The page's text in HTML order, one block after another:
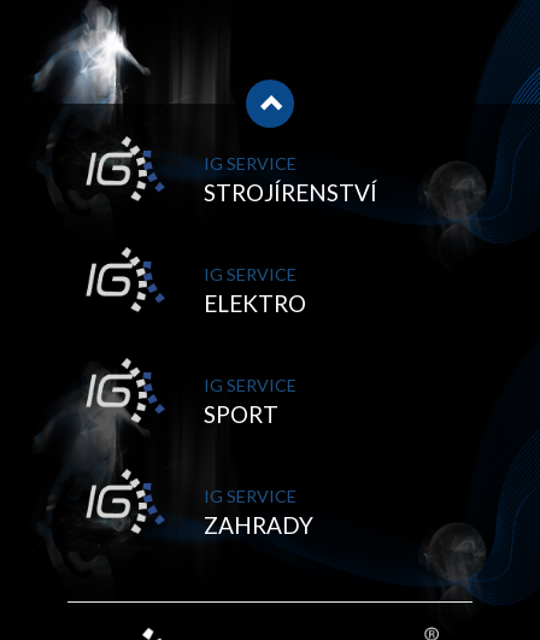
IG SERVICE
STROJÍRENSTVÍ
IG SERVICE
ELEKTRO
IG SERVICE
SPORT
IG SERVICE
ZAHRADY